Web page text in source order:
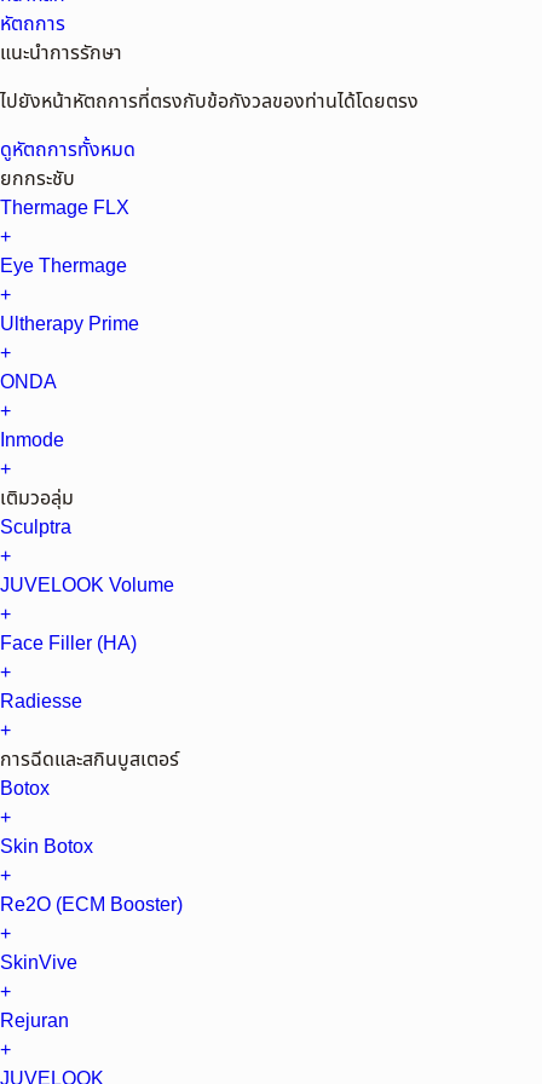
หัตถการ
แนะนำการรักษา
ไปยังหน้าหัตถการที่ตรงกับข้อกังวลของท่านได้โดยตรง
ดูหัตถการทั้งหมด
ยกกระชับ
Thermage FLX
+
Eye Thermage
+
Ultherapy Prime
+
ONDA
+
Inmode
+
เติมวอลุ่ม
Sculptra
+
JUVELOOK Volume
+
Face Filler (HA)
+
Radiesse
+
การฉีดและสกินบูสเตอร์
Botox
+
Skin Botox
+
Re2O (ECM Booster)
+
SkinVive
+
Rejuran
+